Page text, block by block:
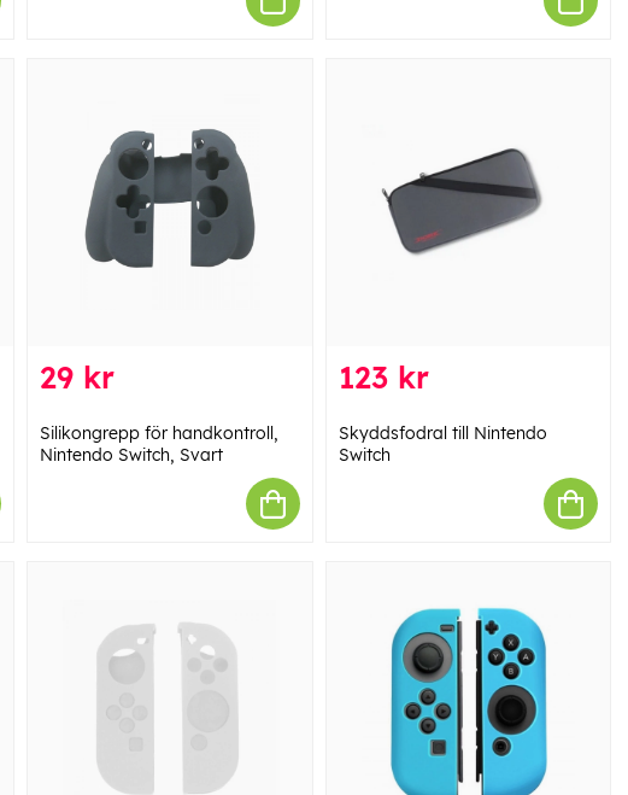
29 kr
Silikongrepp för handkontroll,
Nintendo Switch, Svart
123 kr
Skyddsfodral till Nintendo
Switch